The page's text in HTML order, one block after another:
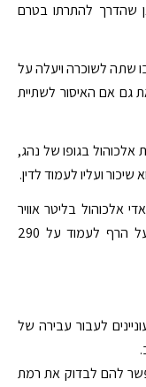
שהדרך להתרתו בטרם
שתה לשוכרה ויעלה על
גם אם האיסור לשתיית
בגופו של נהג,
ועליו לעמוד לדין.
על 240 מיקרוגרם אדי אלכוהול בליטר אוויר
נשוף ולימים בית המשפט המחוזי קבע כי על הרף לעמוד על 290
לעבור עבירה של
להם לבדוק את רמת